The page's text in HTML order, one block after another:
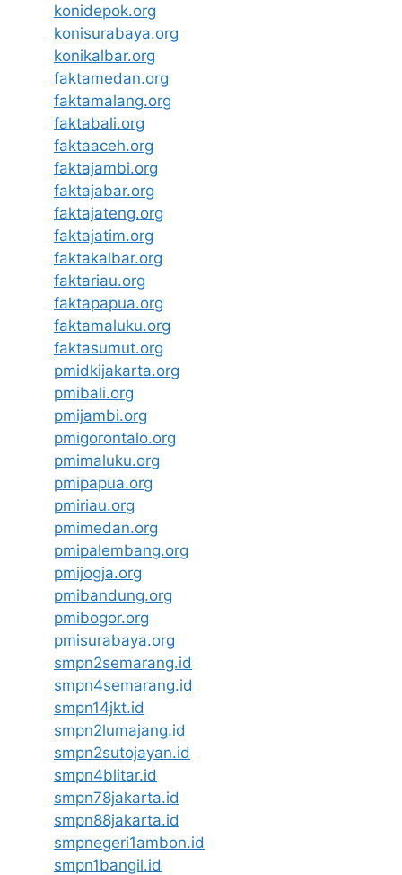
konidepok.org
konisurabaya.org
konikalbar.org
faktamedan.org
faktamalang.org
faktabali.org
faktaaceh.org
faktajambi.org
faktajabar.org
faktajateng.org
faktajatim.org
faktakalbar.org
faktariau.org
faktapapua.org
faktamaluku.org
faktasumut.org
pmidkijakarta.org
pmibali.org
pmijambi.org
pmigorontalo.org
pmimaluku.org
pmipapua.org
pmiriau.org
pmimedan.org
pmipalembang.org
pmijogja.org
pmibandung.org
pmibogor.org
pmisurabaya.org
smpn2semarang.id
smpn4semarang.id
smpn14jkt.id
smpn2lumajang.id
smpn2sutojayan.id
smpn4blitar.id
smpn78jakarta.id
smpn88jakarta.id
smpnegeri1ambon.id
smpn1bangil.id